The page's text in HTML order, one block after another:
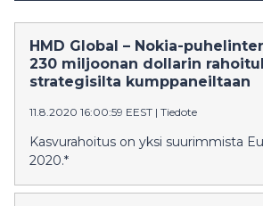
HMD Global – Nokia-
230 miljoonan dollarin
strategisilta kumppaneiltaan
11.8.2020 16:00:59 EEST | Tiedote
Kasvurahoitus on yksi suurimmista
2020.*